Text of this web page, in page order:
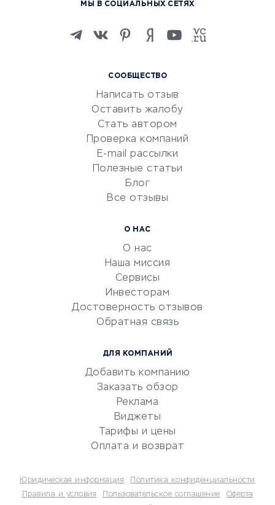
Изучение иностранных
Маркетинг и продажи
Репетиторство
Красота и здоровье
Сервисы по поиску работы
Сетевой маркетинг
УСЛУГИ ДЛЯ БИЗНЕСА
документооборот
Юридические компании
Бухгалтерия онлайн
Потребительские кредиты
СООБЩЕСТВО
Написать отзыв
Оставить жалобу
Стать автором
Проверка компаний
E-mail рассылки
Полезные статьи
Блог
Все отзывы
О НАС
О нас
Наша миссия
Сервисы
Инвесторам
Достоверность отзывов
Обратная связь
ДЛЯ КОМПАНИЙ
Добавить компанию
Заказать обзор
Реклама
Виджеты
Тарифы и цены
Оплата и возврат
МЫ В СОЦИАЛЬНЫХ СЕТЯХ
Юридическая информация
Политика конфиденциальности
Правила и условия
Пользовательское соглашение Оферта